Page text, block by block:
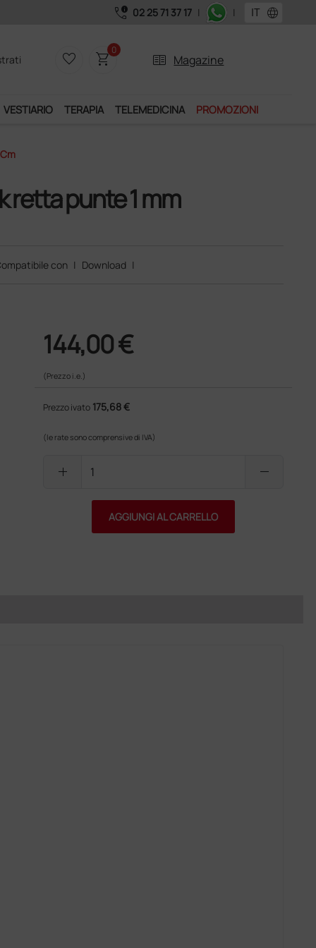
Acquistando il
call_quality 02 25 71 37 17 | | language
favorite_border shopping_cart0
two_pager Magazine
VESTIARIO TERAPIA TELEMEDICINA PROMOZIONI
retta punte 1 mm
con | Download |
144,00 €
(Prezzo i.e.)
Prezzo ivato 175,68 €
(le rate sono comprensive di IVA)
add remove
AGGIUNGI AL CARRELLO